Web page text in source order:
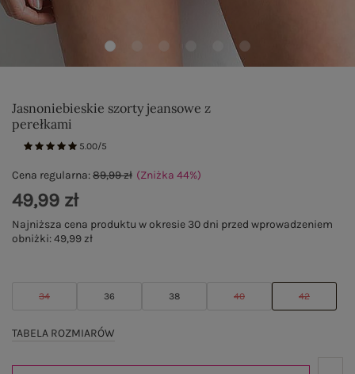
Jasnoniebieskie szorty jeansowe z
perełkami
5.00/5
34 36 38 40 42
TABELA ROZMIARÓW
Cena regularna:89,99 zł (Zniżka 44%)
49,99 zł
Najniższa cena produktu w okresie 30 dni przed wprowadzeniem
obniżki:49,99 zł